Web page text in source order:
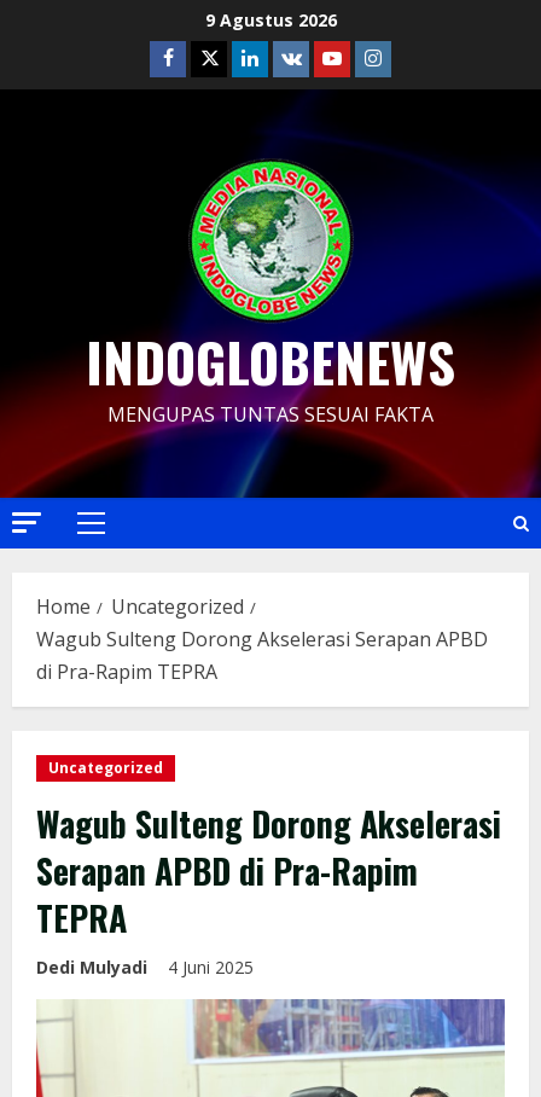
9 Agustus 2026
Facebook
TwitterLinkedin
VK YoutubeInstagram
INDOGLOBENEWS
MENGUPAS TUNTAS SESUAI FAKTA
Primary
Home
Uncategorized
Wagub Sulteng Dorong Akselerasi Serapan APBD
di Pra-Rapim TEPRA
Uncategorized
Wagub Sulteng Dorong Akselerasi
Serapan APBD di Pra-Rapim
TEPRA
Dedi Mulyadi 4 Juni 2025